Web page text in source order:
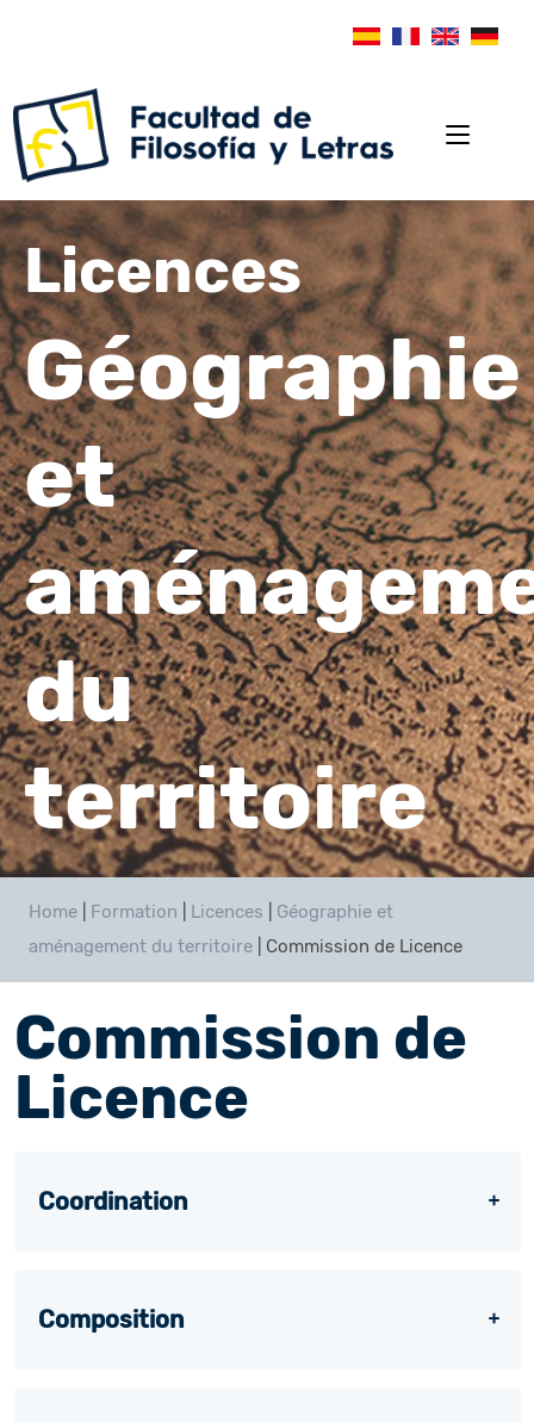
Licences
Géographie
et
du
territoire
Home Formation Licences
Géographie et
aménagement du territoire
Commission de Licence
Commission de
Licence
Coordination
Composition